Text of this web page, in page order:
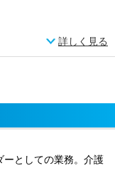
詳しく見る
ーとしての業務。介護